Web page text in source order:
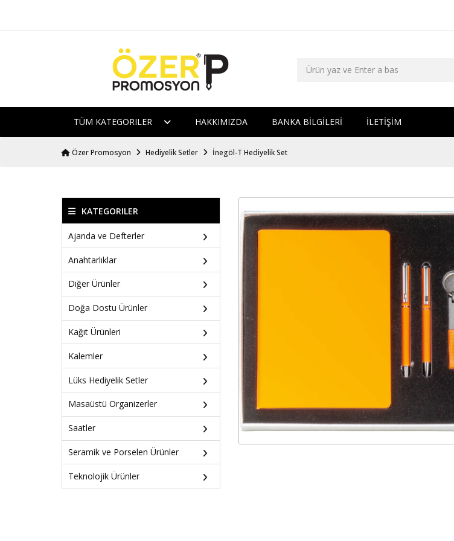
TÜM KATEGORILER HAKKIMIZDA BANKA BİLGİLERİ İLETİŞİM
Özer Promosyon Hediyelik Setler İnegöl-T Hediyelik Set
KATEGORILER
Ajanda ve Defterler
Anahtarlıklar
Diğer Ürünler
Doğa Dostu Ürünler
Kağıt Ürünleri
Kalemler
Lüks Hediyelik Setler
Masaüstü Organizerler
Saatler
Seramik ve Porselen Ürünler
Teknolojik Ürünler